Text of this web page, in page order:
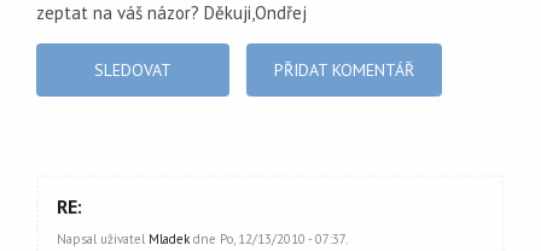
zeptat na váš názor? Děkuji,Ondřej
SLEDOVAT PŘIDAT KOMENTÁŘ
RE:
Napsal uživatel Mladek dne Po, 12/13/2010 - 07:37.